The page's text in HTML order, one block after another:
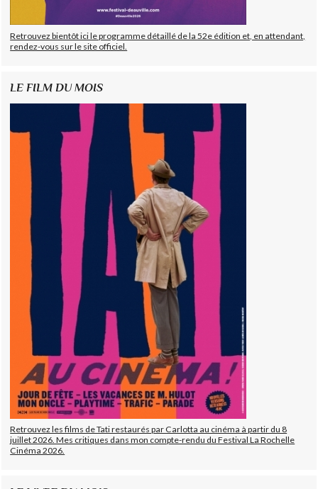
Retrouvez bientôt ici le programme détaillé de la 52e édition et, en attendant,
rendez-vous sur le site officiel.
LE FILM DU MOIS
Retrouvez les films de Tati restaurés par Carlotta au cinéma à partir du 8
juillet 2026. Mes critiques dans mon compte-rendu du Festival La Rochelle
Cinéma 2026.